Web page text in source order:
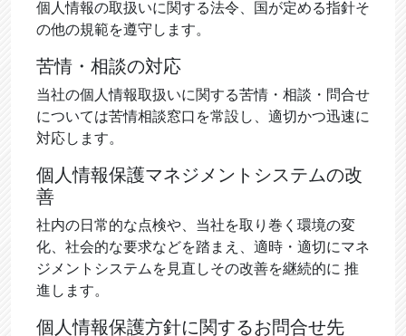
個人情報の取扱いに関する法令、国が定める指針そ
の他の規範を遵守します。
苦情・相談の対応
当社の個人情報取扱いに関する苦情・相談・問合せ
については苦情相談窓口を常設し、適切かつ迅速に
対応します。
個人情報保護マネジメントシステムの改
善
社内の日常的な点検や、当社を取り巻く環境の変
化、社会的な要求などを踏まえ、適時・適切にマネ
ジメントシステムを見直しその改善を継続的に 推
進します。
個人情報保護方針に関するお問合せ先